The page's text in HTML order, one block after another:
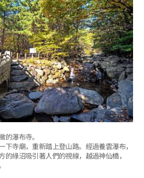
的瀑布寺。
下寺廟，重新踏上登山路。經過養雲瀑布，
的綠沼吸引著人們的視線，越過神仙橋，